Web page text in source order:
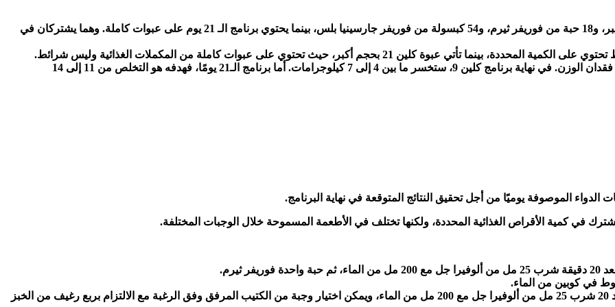
تحتوي البرنامج الذي يدوم لمدة 9 أيام على 9 عبوات من فوريفر فايبر، و18 حبة من فوريفر ثيرم، و54 كبسولة من فوريفر جارسينيا بلس، بينما يحتوي برنامج الـ 21 يوم على عبوات كاملة. وهما يشتركان في
يتم ضمان اختلاف النتيجة بين برنامج كلين 9 وبرنامج الـ21 يومًا في فقدان الوزن. في نهاية برنامج كلين 9، ستخسر ما بين 4 إلى 7 كيلوجرامات. أما برنامج الـ21 يومًا، فهدفه هو التخلص من 11 إلى 14
الدواء الموصوفة يوميًا من أجل تحقيق النتائج المتوقعة في نهاية البرنامج.
في كمية الأقراص الغذائية المحددة، ولكنها تختلف في الأطعمة المسموحة خلال الوجبات المختلفة.
وجبة الغداء (الساعة 1-4 عصرًا): 2 كبسولة من جارسينيا بلس، وبعد 20 شرب 25 مل من ألوفيرا جل مع 200 مل من الماء، ويمكن اختيار وجبة من الكتيب المرفق وفق الرغبة مع الالتزام بربع رغيف من الخبز